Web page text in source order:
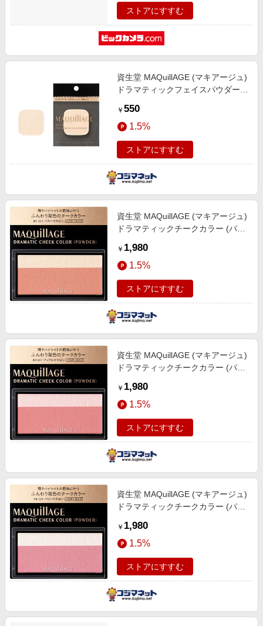
ストアにすすむ
資生堂 MAQuillAGE (マキアージュ)
ドラマティックフェイスパウダー用
￥ 550
1.5%
ストアにすすむ
資生堂 MAQuillAGE (マキアージュ)
ドラマティックチークカラー (パウ
￥ 1,980
1.5%
ストアにすすむ
資生堂 MAQuillAGE (マキアージュ)
ドラマティックチークカラー (パウ
￥ 1,980
1.5%
ストアにすすむ
資生堂 MAQuillAGE (マキアージュ)
ドラマティックチークカラー (パウ
￥ 1,980
1.5%
ストアにすすむ